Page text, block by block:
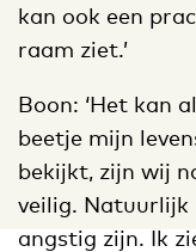
kan ook een
raam ziet.’
Boon: ‘Het kan
beetje mijn
bekijkt, zijn wij
veilig. Natuurlijk
angstig zijn. Ik